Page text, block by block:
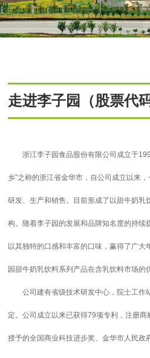
走进李子园（股票代
浙江李子园食品股份有限公司成立于
乡”之称的浙江省金华市，自公司成立以来
研发、生产和销售。目前形成了以甜牛奶乳
构。随着李子园的发展和品牌知名度的持续
以其独特的口感和丰富的口味，赢得了广大
园甜牛奶乳饮料系列产品在含乳饮料市场的
公司建有省级技术研发中心，院士工作
定。公司成立以来已获得79项专利，注册
授予的全国商业科技进步奖、金华市人民政